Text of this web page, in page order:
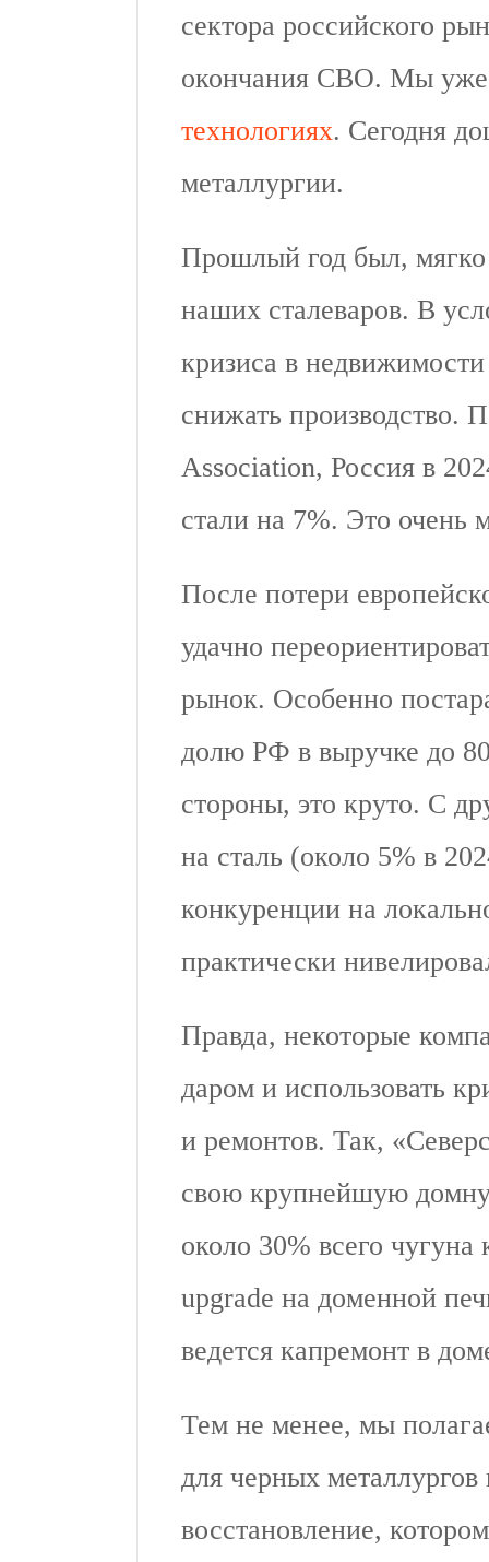
сектора российского
окончания СВО. Мы
технологиях. Сегодня
металлургии.
Прошлый год был,
наших сталеваров. В
кризиса в
снижать производство.
Association, Россия в
стали на 7%. Это очень
После потери
удачно
рынок. Особенно
долю РФ в выручке до
стороны, это круто. С
на сталь (около 5% в
конкуренции на
практически
Правда, некоторые
даром и использовать
и ремонтов. Так,
свою крупнейшую
около 30% всего
upgrade на доменной
ведется капремонт в
Тем не менее, мы
для черных
восстановление,